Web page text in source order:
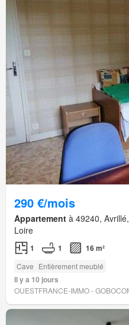
290 €/mois
Appartement à 49240,
Loire
1 1 16 m²
Cave Entièrement meublé
Il y a 10 jours
OUESTFRANCE-IMMO -